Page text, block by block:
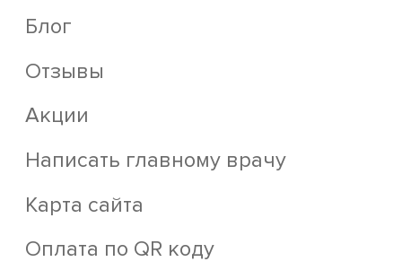
Блог
Отзывы
Акции
Написать главному врачу
Карта сайта
Оплата по QR коду